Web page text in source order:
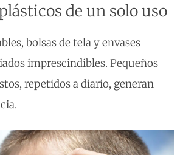
de un solo uso
bolsas de tela y envases
imprescindibles. Pequeños
repetidos a diario, generan